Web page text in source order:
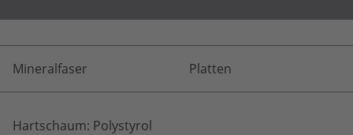
Mineralfaser Platten
Hartschaum: Polystyrol